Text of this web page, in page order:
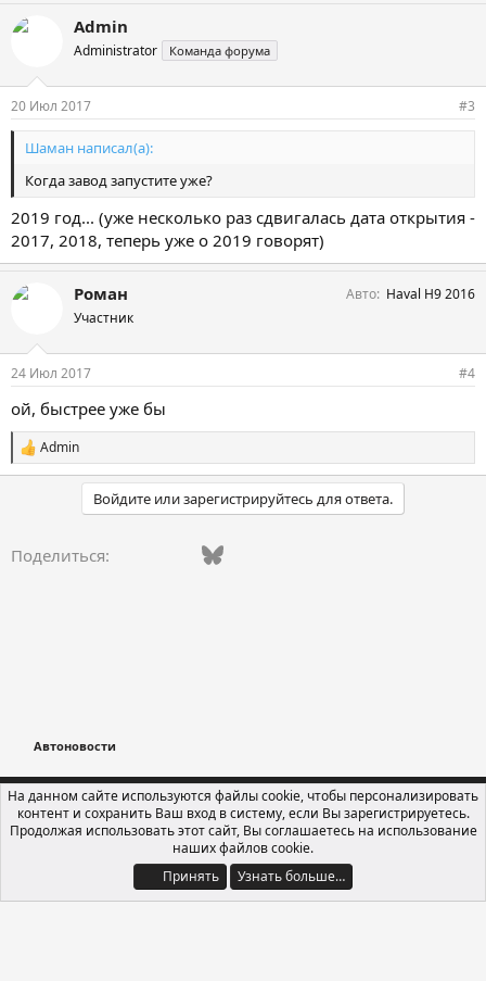
Admin
Administrator Команда форума
20 Июл 2017 #3
Шаман написал(а):
Когда завод запустите уже?
2019 год... (уже несколько раз сдвигалась дата открытия -
2017, 2018, теперь уже о 2019 говорят)
Роман
Участник
Авто Haval H9 2016
24 Июл 2017 #4
ой, быстрее уже бы
С
и
и
Admin
Войдите или зарегистрируйтесь для ответа.
Поделиться: Vkontakte
FacebookBluesky
Автоновости
Russian (RU)
Обратная связь
Условия и правила
Политика конфиденциальности
Помощь
Локализация от xenForo.Info®
На данном сайте используются файлы cookie, чтобы персонализировать
контент и сохранить Ваш вход в систему, если Вы зарегистрируетесь.
Продолжая использовать этот сайт, Вы соглашаетесь на использование
наших файлов cookie.
Принять
Узнать больше…